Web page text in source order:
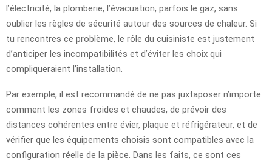
l’électricité, la plomberie, l’évacuation, parfois le gaz, sans
oublier les règles de sécurité autour des sources de chaleur. Si
tu rencontres ce problème, le rôle du cuisiniste est justement
d’anticiper les incompatibilités et d’éviter les choix qui
compliqueraient l’installation.
Par exemple, il est recommandé de ne pas juxtaposer n’importe
comment les zones froides et chaudes, de prévoir des
distances cohérentes entre évier, plaque et réfrigérateur, et de
vérifier que les équipements choisis sont compatibles avec la
configuration réelle de la pièce. Dans les faits, ce sont ces